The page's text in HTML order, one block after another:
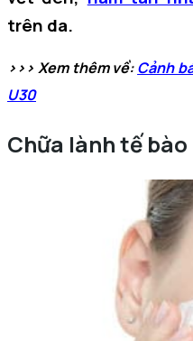
trên da.
>>> Xem thêm về:Cảnh
U30
Chữa lành tế